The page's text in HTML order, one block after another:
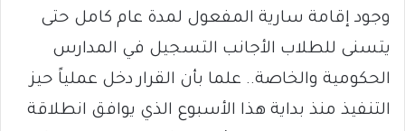
وجود إقامة سارية المفعول لمدة عام كامل حتى
يتسنى للطلاب الأجانب التسجيل في المدارس
الحكومية والخاصة.. علما بأن القرار دخل عملياً حيز
التنفيذ منذ بداية هذا الأسبوع الذي يوافق انطلاقة